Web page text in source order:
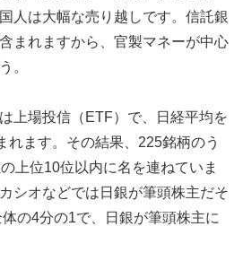
人は大幅な売り越しです。信託銀
まれますから、官製マネーが中心
。
上場投信（ETF）で、日経平均を
れます。その結果、225銘柄のう
上位10位以内に名を連ねていま
シオなどでは日銀が筆頭株主だそ
の4分の1で、日銀が筆頭株主に